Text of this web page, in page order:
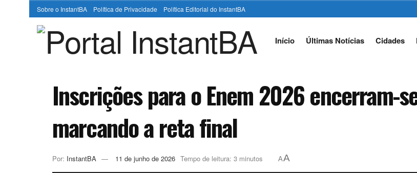
Sobre o InstantBA Política de Privacidade Política Editorial do InstantBA
Início Últimas Notícias Cidades
Inscrições para o Enem 2026 encerram-
marcando a reta final
Por: InstantBA 11 de junho de 2026 Tempo de leitura: 3 minutos AA